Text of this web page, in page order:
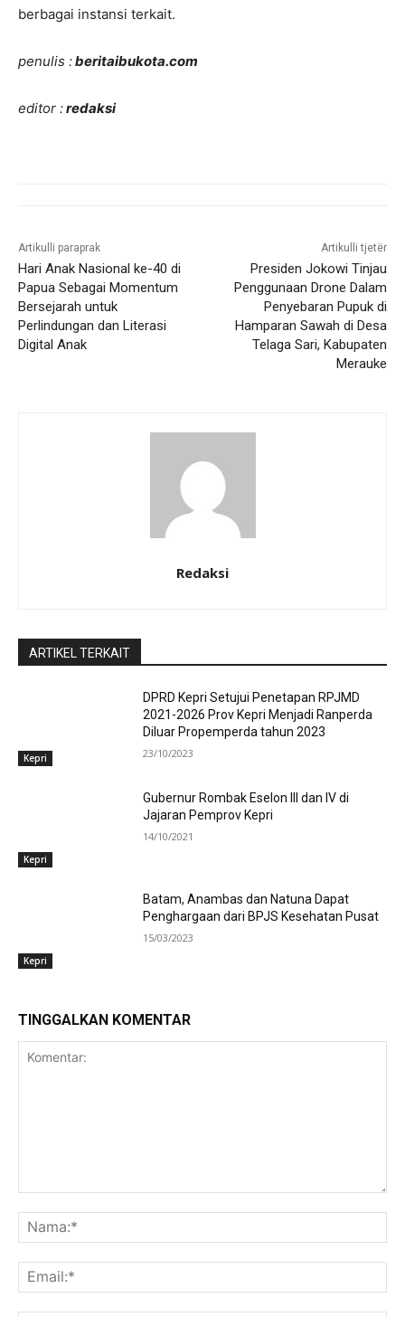
berbagai instansi terkait.
penulis :beritaibukota.com
editor :redaksi
Artikulli paraprak
Hari Anak Nasional ke-40 di
Papua Sebagai Momentum
Bersejarah untuk
Perlindungan dan Literasi
Digital Anak
Artikulli tjetër
Presiden Jokowi Tinjau
Penggunaan Drone Dalam
Penyebaran Pupuk di
Hamparan Sawah di Desa
Telaga Sari, Kabupaten
Merauke
Redaksi
ARTIKEL TERKAIT
Kepri
DPRD Kepri Setujui Penetapan RPJMD
2021-2026 Prov Kepri Menjadi Ranperda
Diluar Propemperda tahun 2023
23/10/2023
Kepri
Gubernur Rombak Eselon III dan IV di
Jajaran Pemprov Kepri
14/10/2021
Kepri
Batam, Anambas dan Natuna Dapat
Penghargaan dari BPJS Kesehatan Pusat
15/03/2023
TINGGALKAN KOMENTAR